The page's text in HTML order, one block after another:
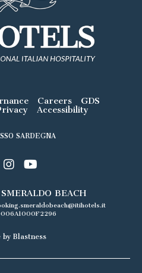
Careers
GDS
Accessibility
SARDEGNA
BEACH
by Blastness